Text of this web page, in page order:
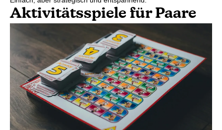
Aktivitätsspiele für Paare